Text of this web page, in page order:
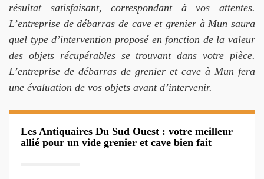
résultat satisfaisant, correspondant à vos attentes.
L’entreprise de débarras de cave et grenier à Mun saura
quel type d’intervention proposé en fonction de la valeur
des objets récupérables se trouvant dans votre pièce.
L’entreprise de débarras de grenier et cave à Mun fera
une évaluation de vos objets avant d’intervenir.
Les Antiquaires Du Sud Ouest : votre meilleur
allié pour un vide grenier et cave bien fait